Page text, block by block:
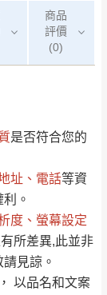
商品
評價
(0)
是否符合您的
址、電話等資
。
度、螢幕設定
所差異,此並非
見諒。
， 以品名和文案
偏遠地區
先線上詢問 LINE
→@dershin ）
復興鄉
，如有需
「官方
現貨」與
取消訂
製，敬請